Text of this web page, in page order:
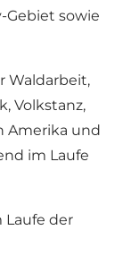
Gebiet sowie
Waldarbeit,
Volkstanz,
Amerika und
im Laufe
Laufe der